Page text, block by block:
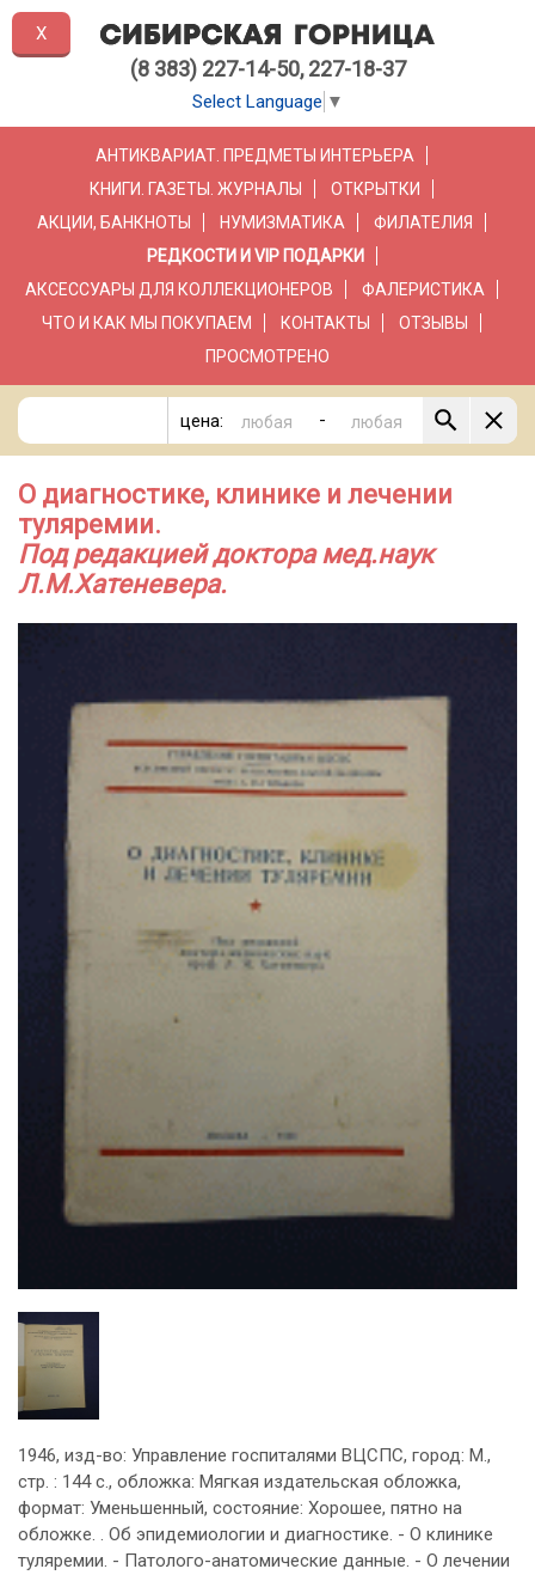
(8 383) 227-14-50, 227-18-37
Select Language ▼
АНТИКВАРИАТ. ПРЕДМЕТЫ ИНТЕРЬЕРА
КНИГИ. ГАЗЕТЫ. ЖУРНАЛЫ
ОТКРЫТКИ
АКЦИИ, БАНКНОТЫ
НУМИЗМАТИКА
ФИЛАТЕЛИЯ
РЕДКОСТИ И VIP ПОДАРКИ
АКСЕССУАРЫ ДЛЯ КОЛЛЕКЦИОНЕРОВ
ФАЛЕРИСТИКА
ЧТО И КАК МЫ ПОКУПАЕМ
КОНТАКТЫ
ОТЗЫВЫ
ПРОСМОТРЕНО
цена: -
О диагностике, клинике и лечении
туляремии.
Под редакцией доктора мед.наук
Л.М.Хатеневера.
1946, изд-во: Управление госпиталями ВЦСПС, город: М.,
стр. : 144 с., обложка: Мягкая издательская обложка,
формат: Уменьшенный, состояние: Хорошее, пятно на
обложке. . Об эпидемиологии и диагностике. - О клинике
туляремии. - Патолого-анатомические данные. - О лечении
X